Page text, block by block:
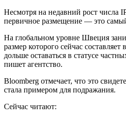
Несмотря на недавний рост числа
первичное размещение — это
На глобальном уровне Швеция
размер которого сейчас
дольше оставаться в статусе
пишет агентство.
Bloomberg отмечает, что это
стала примером для подражания.
Сейчас читают: